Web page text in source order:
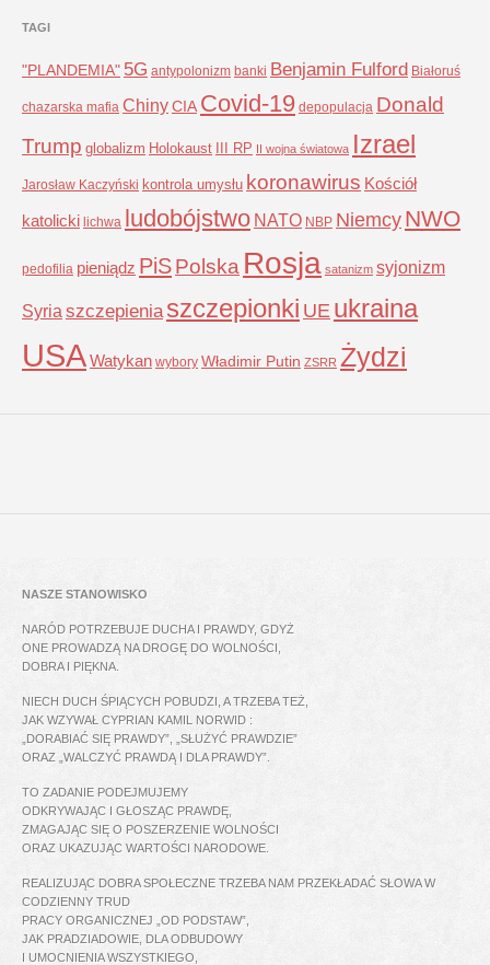
TAGI
"PLANDEMIA" 5G antypolonizm banki Benjamin Fulford Białoruś
chazarska mafia ChinyCIA Covid-19 depopulacja Donald
Trump globalizm Holokaust III RP II wojna światowa Izrael
Jarosław Kaczyński kontrola umysłu koronawirus Kościół
katolicki lichwa ludobójstwo NATO NBP NiemcyNWO
pedofilia pieniądz PiSPolska Rosja satanizm syjonizm
Syria szczepienia szczepionki UE ukraina
USAWatykan wybory Władimir Putin ZSRR Żydzi
NASZE STANOWISKO
NARÓD POTRZEBUJE DUCHA I PRAWDY, GDYŻ
ONE PROWADZĄ NA DROGĘ DO WOLNOŚCI,
DOBRA I PIĘKNA.
NIECH DUCH ŚPIĄCYCH POBUDZI, A TRZEBA TEŻ,
JAK WZYWAŁ CYPRIAN KAMIL NORWID :
„DORABIAĆ SIĘ PRAWDY”, „SŁUŻYĆ PRAWDZIE”
ORAZ „WALCZYĆ PRAWDĄ I DLA PRAWDY”.
TO ZADANIE PODEJMUJEMY
ODKRYWAJĄC I GŁOSZĄC PRAWDĘ,
ZMAGAJĄC SIĘ O POSZERZENIE WOLNOŚCI
ORAZ UKAZUJĄC WARTOŚCI NARODOWE.
REALIZUJĄC DOBRA SPOŁECZNE TRZEBA NAM PRZEKŁADAĆ SŁOWA W
CODZIENNY TRUD
PRACY ORGANICZNEJ „OD PODSTAW”,
JAK PRADZIADOWIE, DLA ODBUDOWY
I UMOCNIENIA WSZYSTKIEGO,